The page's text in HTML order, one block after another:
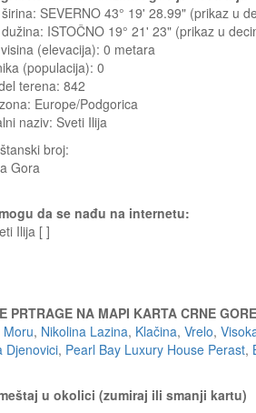
SEVERNO 43° 19' 28.99" (prikaz u
ISTOČNO 19° 21' 23" (prikaz u
(elevacija): 0 metara
(populacija): 0
terena: 842
Europe/Podgorica
naziv: Sveti Ilija
broj:
Gora
da se nađu na internetu:
Ilija [ ]
PRTRAGE NA MAPI KARTA CRNE
Moru, Nikolina Lazina, Klačina, Vrelo,
Djenovici, Pearl Bay Luxury House Perast,
u okolici (zumiraj ili smanji kartu)